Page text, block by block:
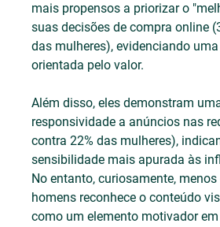
mais propensos a priorizar o
suas decisões de compra online
das mulheres), evidenciando
orientada pelo valor.
Além disso, eles demonstram
responsividade a anúncios nas
contra 22% das mulheres),
sensibilidade mais apurada às
No entanto, curiosamente,
homens reconhece o conteúdo
como um elemento motivador